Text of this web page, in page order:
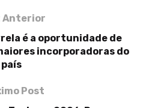
Anterior
é a oportunidade de
incorporadoras do
país
Post